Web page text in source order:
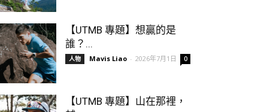
【UTMB 專題】想贏的是
誰？...
人物 Mavis Liao - 2026年7月1日 0
【UTMB 專題】山在那裡，